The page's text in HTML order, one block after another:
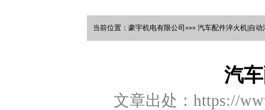
当前位置：豪宇机电有限公司»»» 汽车配件淬火机|自动
汽
文章出处：https://